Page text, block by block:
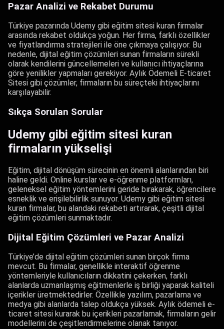
Pazar Analizi ve Rekabet Durumu
Türkiye pazarında Udemy gibi eğitim sitesi kuran firmalar
arasında rekabet oldukça yoğun. Her firma, farklı özellikler
ve fiyatlandırma stratejileri ile öne çıkmaya çalışıyor. Bu
nedenle, dijital eğitim çözümleri sunan firmaların sürekli
olarak kendilerini güncellemeleri ve kullanıcı ihtiyaçlarına
göre yenilikler yapmaları gerekiyor. Aylık Ödemeli E-ticaret
Sitesi gibi çözümler, firmaların bu süreçteki ihtiyaçlarını
karşılayabilir.
Sıkça Sorulan Sorular
Udemy gibi eğitim sitesi kuran
firmaların yükselişi
Eğitim, dijital dönüşüm sürecinin en önemli alanlarından biri
haline geldi. Online kurslar ve e-öğrenme platformları,
geleneksel eğitim yöntemlerini geride bırakarak, öğrencilere
esneklik ve erişilebilirlik sunuyor. Udemy gibi eğitim sitesi
kuran firmalar, bu alandaki rekabeti artırarak, çeşitli dijital
eğitim çözümleri sunmaktadır.
Dijital Eğitim Çözümleri ve Pazar Analizi
Türkiye’de dijital eğitim çözümleri sunan birçok firma
mevcut. Bu firmalar, genellikle interaktif öğrenme
yöntemleriyle kullanıcıların dikkatini çekerken, farklı
alanlarda uzmanlaşmış eğitmenlerle iş birliği yaparak kaliteli
içerikler üretmektedirler. Özellikle yazılım, pazarlama ve
medya gibi alanlarda talep oldukça yüksek. Aylık ödemeli e-
ticaret sitesi kurarak bu içerikleri pazarlamak, firmaların gelir
modellerini de çeşitlendirmelerine olanak tanıyor.